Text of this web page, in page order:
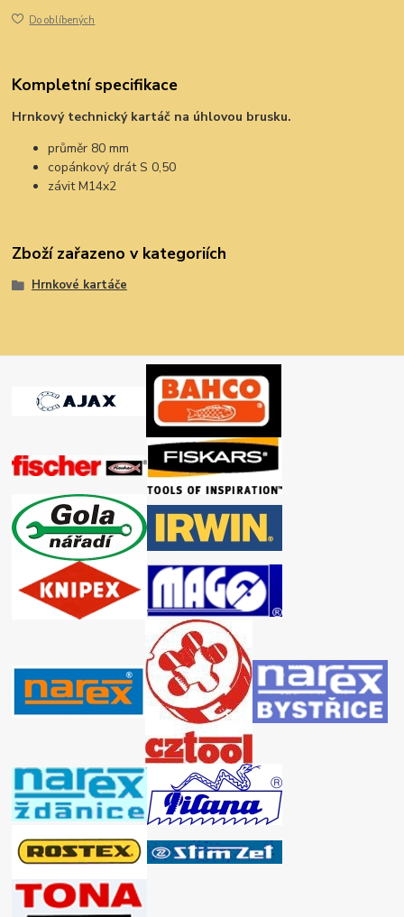
Do oblíbených
Kompletní specifikace
Hrnkový technický kartáč na úhlovou brusku.
průměr 80 mm
copánkový drát S 0,50
závit M14x2
Zboží zařazeno v kategoriích
Hrnkové kartáče